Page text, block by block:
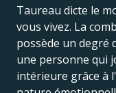
Taureau dicte le
vous vivez. La
possède un degré
une personne qui
intérieure grâce à